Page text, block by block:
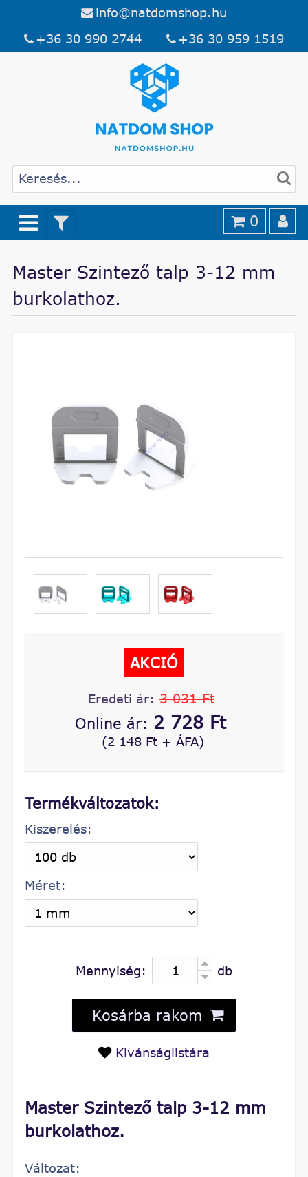
info@natdomshop.hu
+36 30 990 2744
+36 30 959 1519
0
Master Szintező talp 3-12 mm
burkolathoz.
Master Szintező talp 3-12 mm
burkolathoz.
Változat:
AKCIÓ
Eredeti ár: 3 031 Ft
Online ár: 2 728 Ft
(2 148 Ft + ÁFA)
Termékváltozatok:
Kiszerelés:
Méret:
Mennyiség: db
Kosárba rakom
Kivánságlistára